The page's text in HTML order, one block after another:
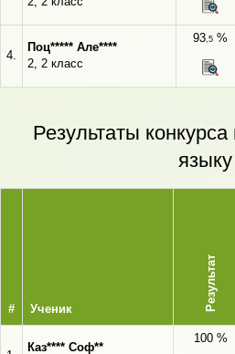
4.
Поц***** Але****
2, 2 класс
93,5 %
Результаты
языку
# Ученик Результат
Каз**** Соф**
100 %